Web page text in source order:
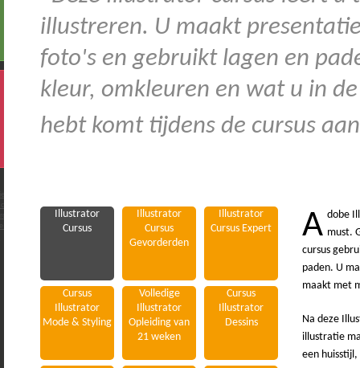
illustreren. U maakt
foto's en gebruikt lagen en
kleur, omkleuren en wat u in
hebt komt tijdens de cursus
Illustrator
Cursus
Illustrator
Cursus
Gevorderden
Illustrator
Cursus Expert
Cursus
Illustrator
Mode & Styling
Volledige
Illustrator
Opleiding van
21 weken
Cursus
Illustrator
Dessins
A dobe
must.
cursus
paden. U
maakt met
Na deze
illustratie
een